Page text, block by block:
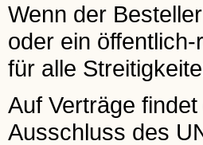
Wenn der
oder ein
für alle
Auf Verträge
Ausschluss des